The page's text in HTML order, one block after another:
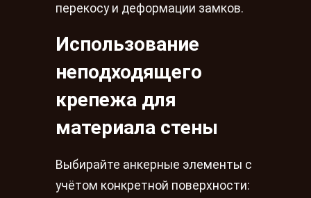
перекосу и деформации замков.
Использование
неподходящего
крепежа для
материала стены
Выбирайте анкерные элементы с
учётом конкретной поверхности: